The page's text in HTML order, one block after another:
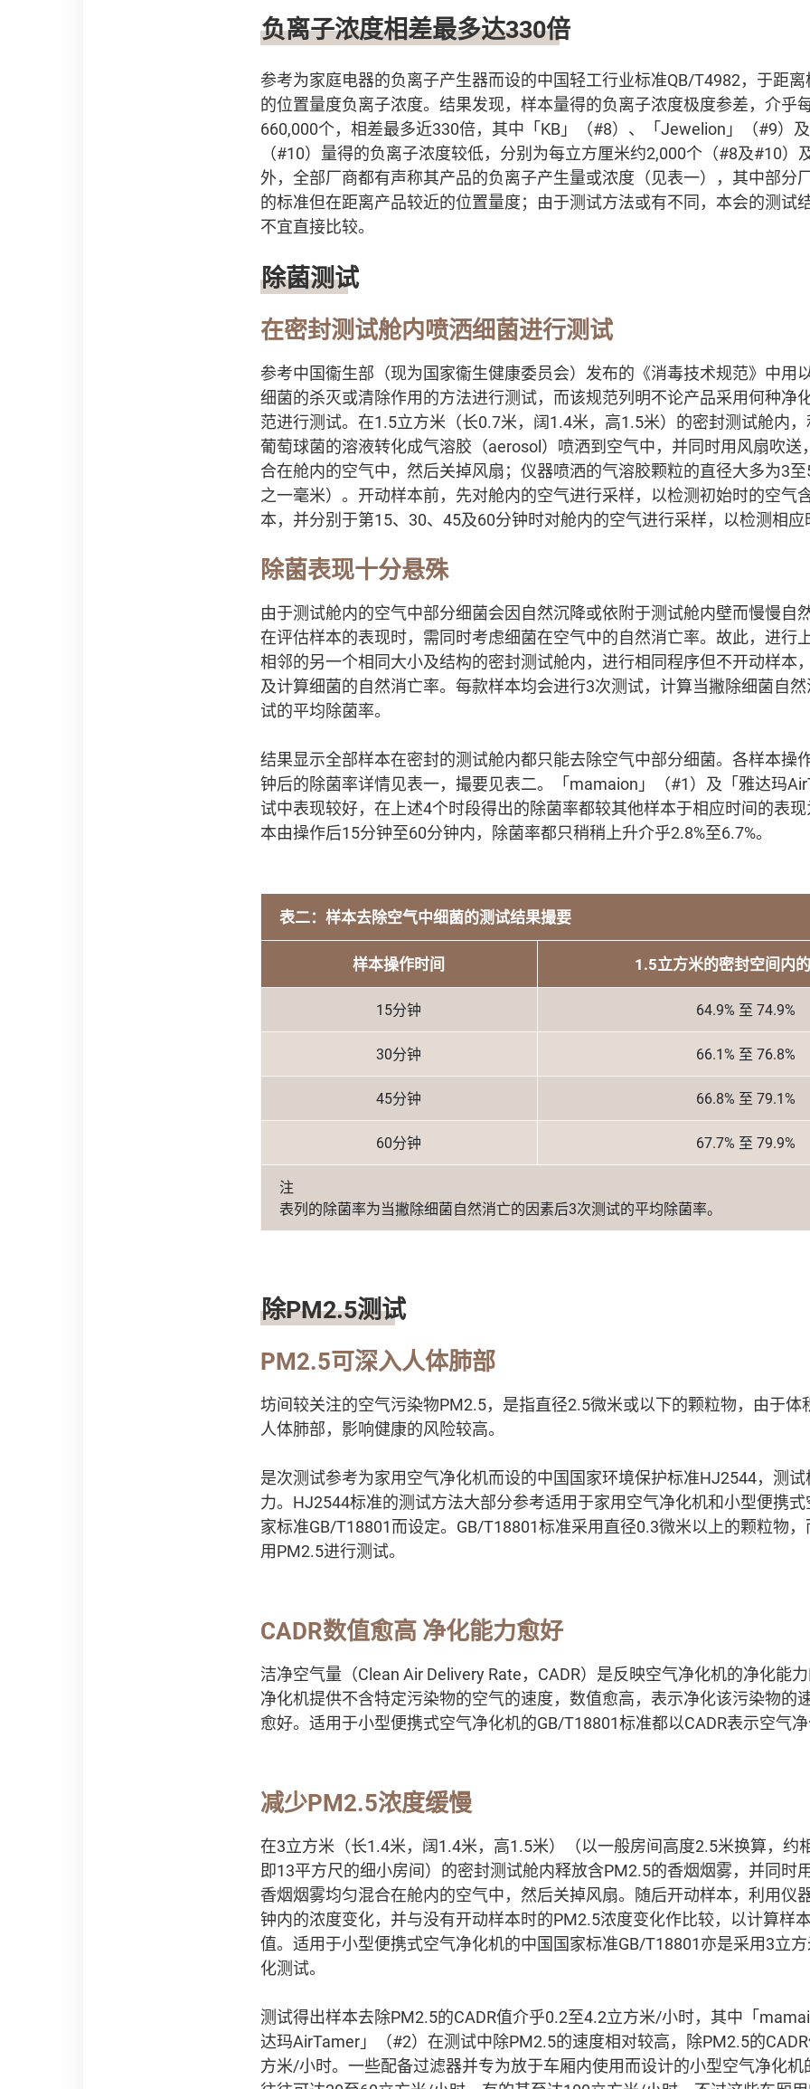
负离子浓度相差最多达330倍
参考为家庭电器的负离子产生器而设的中国轻工行业标准QB/T4982，于距
的位置量度负离子浓度。结果发现，样本量得的负离子浓度极度参差，介乎
660,000个，相差最多近330倍，其中「KB」（#8）、「Jewelion」（#9）
（#10）量得的负离子浓度较低，分别为每立方厘米约2,000个（#8及#10）
外，全部厂商都有声称其产品的负离子产生量或浓度（见表一），其中部分
的标准但在距离产品较近的位置量度；由于测试方法或有不同，本会的测试
不宜直接比较。
除菌测试
在密封测试舱内喷洒细菌进行测试
参考中国衞生部（现为国家衞生健康委员会）发布的《消毒技术规范》中用
细菌的杀灭或清除作用的方法进行测试，而该规范列明不论产品采用何种净
范进行测试。在1.5立方米（长0.7米，阔1.4米，高1.5米）的密封测试舱内
葡萄球菌的溶液转化成气溶胶（aerosol）喷洒到空气中，并同时用风扇吹送
合在舱内的空气中，然后关掉风扇；仪器喷洒的气溶胶颗粒的直径大多为3
之一毫米）。开动样本前，先对舱内的空气进行采样，以检测初始时的空气
本，并分别于第15、30、45及60分钟时对舱内的空气进行采样，以检测相
除菌表现十分悬殊
由于测试舱内的空气中部分细菌会因自然沉降或依附于测试舱内壁而慢慢自
在评估样本的表现时，需同时考虑细菌在空气中的自然消亡率。故此，进行
相邻的另一个相同大小及结构的密封测试舱内，进行相同程序但不开动样本
及计算细菌的自然消亡率。每款样本均会进行3次测试，计算当撇除细菌自
试的平均除菌率。
结果显示全部样本在密封的测试舱内都只能去除空气中部分细菌。各样本操
钟后的除菌率详情见表一，撮要见表二。「mamaion」（#1）及「雅达玛
试中表现较好，在上述4个时段得出的除菌率都较其他样本于相应时间的表
本由操作后15分钟至60分钟内，除菌率都只稍稍上升介乎2.8%至6.7%。
表二：样本去除空气中细菌的测试结果撮要
样本操作时间 1.5立方米的密封空间内
15分钟 64.9% 至 74.9%
30分钟 66.1% 至 76.8%
45分钟 66.8% 至 79.1%
60分钟 67.7% 至 79.9%
注
表列的除菌率为当撇除细菌自然消亡的因素后3次测试的平均除菌率。
除PM2.5测试
PM2.5可深入人体肺部
坊间较关注的空气污染物PM2.5，是指直径2.5微米或以下的颗粒物，由于体
人体肺部，影响健康的风险较高。
是次测试参考为家用空气净化机而设的中国国家环境保护标准HJ2544，测
力。HJ2544标准的测试方法大部分参考适用于家用空气净化机和小型便携
家标准GB/T18801而设定。GB/T18801标准采用直径0.3微米以上的颗粒物
用PM2.5进行测试。
CADR数值愈高 净化能力愈好
洁净空气量（Clean Air Delivery Rate，CADR）是反映空气净化机的净化能
净化机提供不含特定污染物的空气的速度，数值愈高，表示净化该污染物的
愈好。适用于小型便携式空气净化机的GB/T18801标准都以CADR表示空气
减少PM2.5浓度缓慢
在3立方米（长1.4米，阔1.4米，高1.5米）（以一般房间高度2.5米换算，约
即13平方尺的细小房间）的密封测试舱内释放含PM2.5的香烟烟雾，并同时
香烟烟雾均匀混合在舱内的空气中，然后关掉风扇。随后开动样本，利用仪
钟内的浓度变化，并与没有开动样本时的PM2.5浓度变化作比较，以计算样
值。适用于小型便携式空气净化机的中国国家标准GB/T18801亦是采用3立
化测试。
测试得出样本去除PM2.5的CADR值介乎0.2至4.2立方米/小时，其中「
达玛AirTamer」（#2）在测试中除PM2.5的速度相对较高，除PM2.5的
方米/小时。一些配备过滤器并专为放于车厢内使用而设计的小型空气净化机